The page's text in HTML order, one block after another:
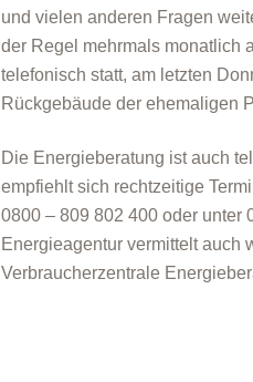
und vielen anderen Fragen
der Regel mehrmals monatlich
telefonisch statt, am letzten
Rückgebäude der ehemaligen
Die Energieberatung ist auch
empfiehlt sich rechtzeitige
0800 – 809 802 400 oder unter
Energieagentur vermittelt auch
Verbraucherzentrale